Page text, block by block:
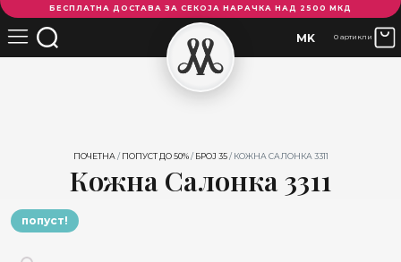
БЕСПЛАТНА ДОСТАВА ЗА СЕКОЈА НАРАЧКА НАД 2500 МКД
MK 0 артикли
попуст!
ПОЧЕТНА/ПОПУСТ ДО 50%/БРОЈ 35/ КОЖНА САЛОНКА 3311
Кожна Салонка 3311
Салонка
3311
количина